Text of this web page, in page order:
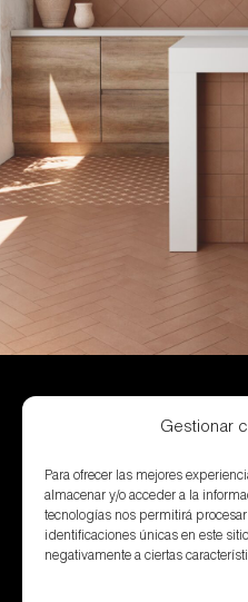
Gestionar
Para ofrecer las mejores
almacenar y/o acceder a la
tecnologías nos permitirá
identificaciones únicas en este
negativamente a ciertas